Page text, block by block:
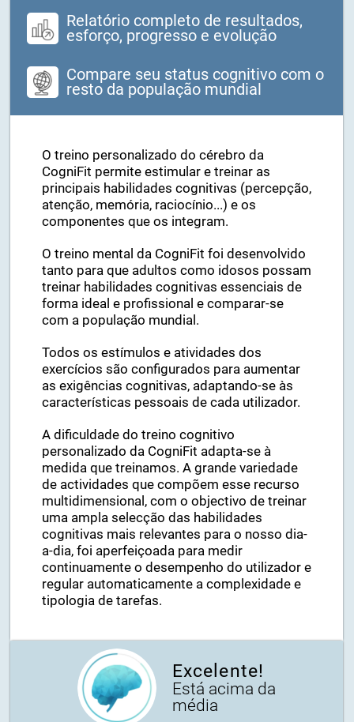
Relatório completo de resultados,
Compare seu status cognitivo com o
resto da população mundial
O treino personalizado do cérebro da
CogniFit permite estimular e treinar as
principais habilidades cognitivas (percepção,
atenção, memória, raciocínio...) e os
O treino mental da CogniFit foi desenvolvido
tanto para que adultos como idosos possam
treinar habilidades cognitivas essenciais de
forma ideal e profissional e comparar-se
Todos os estímulos e atividades dos
exercícios são configurados para aumentar
as exigências cognitivas, adaptando-se às
A dificuldade do treino cognitivo
personalizado da CogniFit adapta-se à
medida que treinamos. A grande variedade
de actividades que compõem esse recurso
multidimensional, com o objectivo de treinar
uma ampla selecção das habilidades
cognitivas mais relevantes para o nosso dia-
a-dia, foi aperfeiçoada para medir
continuamente o desempenho do utilizador e
regular automaticamente a complexidade e
Excelente!
Está acima da